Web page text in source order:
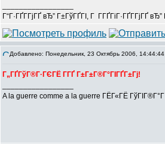
Г“Г·ГҐГ­ГјГҐ вЂ” Г±ГўГҐГІ, Г Г­ГҐГіГ·ГҐГ­ГјГҐ
Добавлено: Понедельник, 23 Октябрь 2006, 14:44:44
Г„ГҐГўГ®Г·ГЄГЁ Г­ГҐ Г±Г±Г®Г°ГІГҐГ±Гј!
A la guerre comme a la guerre ГЁГ«ГЁ